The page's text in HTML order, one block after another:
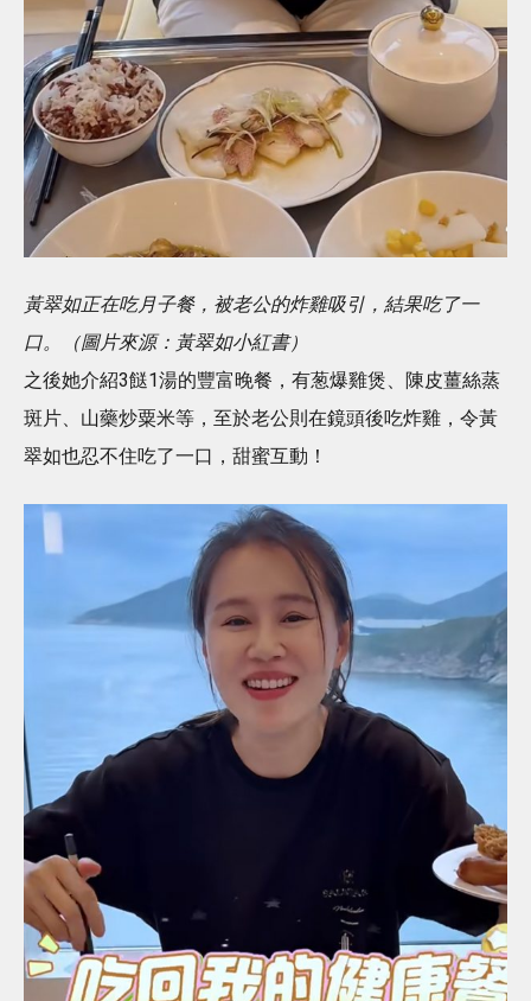
黃翠如正在吃月子餐，被老公的炸雞吸引，結果吃了一
口。（圖片來源：黃翠如小紅書）
之後她介紹3餸1湯的豐富晚餐，有葱爆雞煲、陳皮薑絲蒸
斑片、山藥炒粟米等，至於老公則在鏡頭後吃炸雞，令黃
翠如也忍不住吃了一口，甜蜜互動！